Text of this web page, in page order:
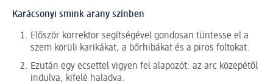
Karácsonyi smink arany színben
Először korrektor segítségével gondosan tüntesse el a
szem körüli karikákat, a bőrhibákat és a piros foltokat.
Ezután egy ecsettel vigyen fel alapozót: az arc közepétől
indulva, kifelé haladva.